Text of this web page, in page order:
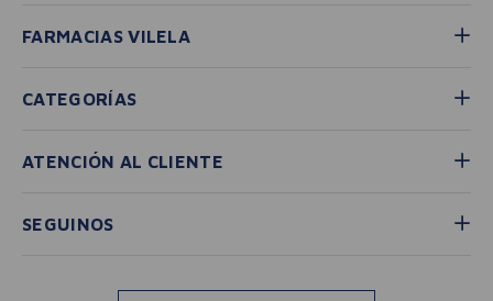
FARMACIAS VILELA
CATEGORÍAS
ATENCIÓN AL CLIENTE
SEGUINOS